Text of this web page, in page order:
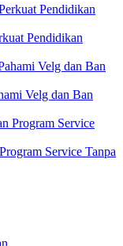
Pendidikan
Velg dan Ban
Service Tanpa